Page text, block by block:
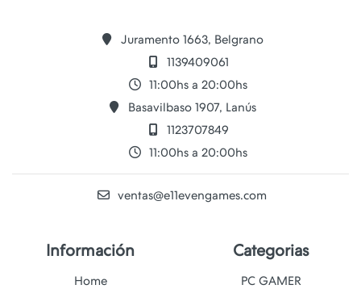
Juramento 1663, Belgrano
1139409061
11:00hs a 20:00hs
Basavilbaso 1907, Lanús
1123707849
11:00hs a 20:00hs
ventas@e11evengames.com
Información
Home
Categorias
PC GAMER